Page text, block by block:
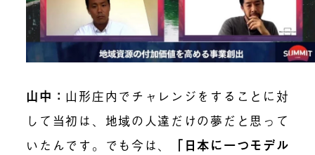
山中： 山形庄内でチャレンジをすることに対
して当初は、地域の人達だけの夢だと思って
いたんです。でも今は、
「 日本に一つモデル